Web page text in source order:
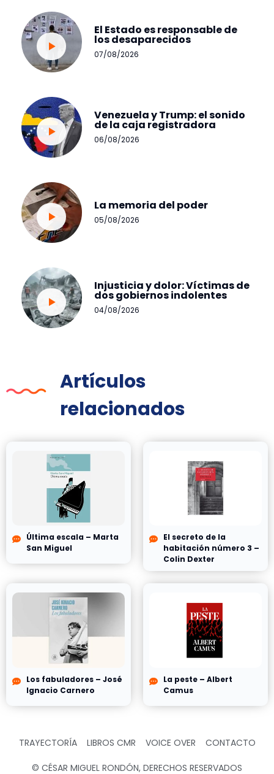
El Estado es responsable de
los desaparecidos
07/08/2026
Venezuela y Trump: el sonido
de la caja registradora
06/08/2026
La memoria del poder
05/08/2026
Injusticia y dolor: Víctimas de
dos gobiernos indolentes
04/08/2026
Artículos
relacionados
Última escala – Marta
San Miguel
El secreto de la
habitación número 3 –
Colin Dexter
Los fabuladores – José
Ignacio Carnero
La peste – Albert
Camus
TRAYECTORÍA LIBROS CMR VOICE OVER CONTACTO
© CÉSAR MIGUEL RONDÓN, DERECHOS RESERVADOS